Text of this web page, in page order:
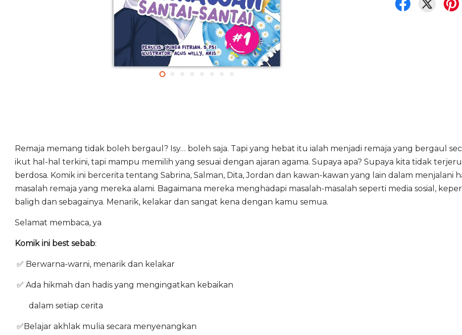
Remaja memang tidak boleh bergaul? Isy… boleh saja. Tapi yang hebat itu ialah menjadi remaja yang bergaul
ikut hal-hal terkini, tapi mampu memilih yang sesuai dengan ajaran agama. Supaya apa? Supaya kita tidak
berdosa. Komik ini bercerita tentang Sabrina, Salman, Dita, Jordan dan kawan-kawan yang lain dalam menjalani
masalah remaja yang mereka alami. Bagaimana mereka menghadapi masalah-masalah seperti media sosial,
baligh dan sebagainya. Menarik, kelakar dan sangat kena dengan kamu semua.
Selamat membaca, ya
Komik ini best sebab:
✅ Berwarna-warni, menarik dan kelakar
✅ Ada hikmah dan hadis yang mengingatkan kebaikan
dalam setiap cerita
✅Belajar akhlak mulia secara menyenangkan